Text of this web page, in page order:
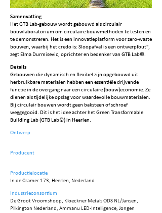
Samenvatting
Het GTB Lab-gebouw wordt gebouwd als circulair
bouwlaboratorium om circulaire bouwmethoden te testen en
te demonstreren. Het is een innovatieplatform voor zero-waste
bouwen, waarbij het credo is: Sloopafval is een ontwerpfout",
zegt Elma Durmisevic, oprichter en bedenker van GTB Lab©.
Details
Gebouwen die dynamisch en flexibel zijn opgebouwd uit
herbruikbare materialen hebben een essentiële drijvende
functie in de overgang naar een circulaire (bouw)economie. Ze
dienen als tijdelijke opslag voor waardevolle bouwmaterialen.
Bij circulair bouwen wordt geen baksteen of schroef
weggegooid. Dit is het idee achter het Green Transformable
Building Lab (GTB Lab©) in Heerlen.
Ontwerp
Producent
Productielocatie
In de Cramer 173, Heerlen, Nederland
Industrieconsortium
De Groot Vroomshoop, Kloeckner Metals ODS NL/Jansen,
Pilkington Nederland, Ammanu LED-Intelligence, Jongen